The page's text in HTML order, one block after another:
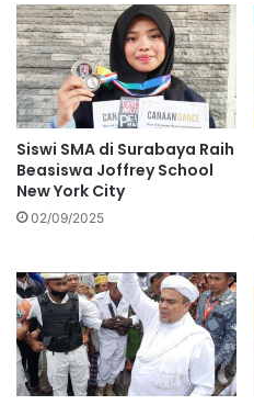
Siswi SMA di Surabaya Raih
Beasiswa Joffrey School
New York City
02/09/2025